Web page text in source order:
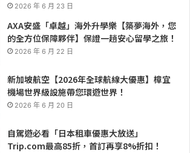
2026 年 6 月 23 日
AXA安盛「卓越」海外升學樂【築夢海外，您
的全方位保障夥伴】保證一趟安心留學之旅！
2026 年 6 月 22 日
新加坡航空【2026年全球航線大優惠】樟宜
機場世界級設施帶您環遊世界！
2026 年 6 月 20 日
自駕遊必看「日本租車優惠大放送」
Trip.com最高85折，首訂再享8%折扣！